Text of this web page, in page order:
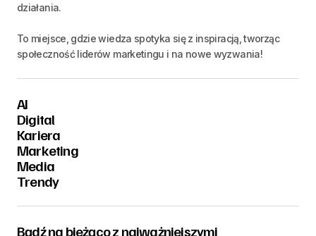
działania.
To miejsce, gdzie wiedza spotyka się z inspiracją, tworząc
społeczność liderów marketingu i na nowe wyzwania!
AI
Digital
Kariera
Marketing
Media
Trendy
Bądź na bieżąco z najważniejszymi